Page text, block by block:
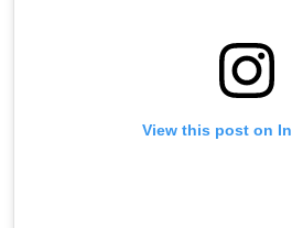
View this post on